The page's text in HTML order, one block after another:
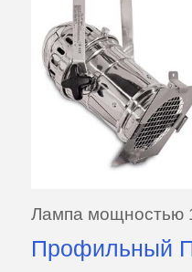
Лампа мощностью
Профильный